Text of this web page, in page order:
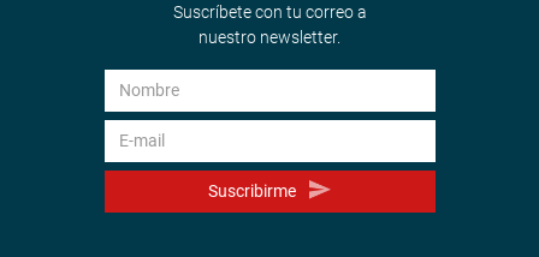
Suscríbete con tu correo a
nuestro newsletter.
Suscribirme